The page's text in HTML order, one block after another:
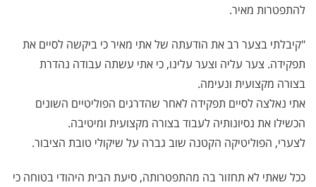
להתפטרות מאיר.
"קיבלתי בצער רב את הודעתה של אתי מאיר כי ביקשה לסיים את
תפקידה. צער עליה וצער עלינו, כי אתי עשתה עבודה נהדרת
בצורה מקצועית ונעימה.
אתי נאלצה לסיים תפקידה לאחר שהדרגים הפוליטיים השונים
הכשילו את נסיונותיה לעבוד בצורה מקצועית ומיטיבה.
לצערי, הפוליטיקה הקטנה שוב גברה על שיקולי טובת הציבור.
ככל שאתי לא תחזור בה מהתפטרותה, סיעת הבית היהודי בטוחה כי